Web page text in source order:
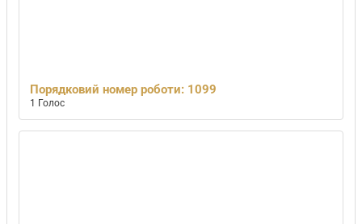
Порядковий номер роботи: 1099
1 Голос